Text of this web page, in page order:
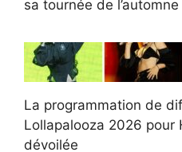
sa tournée de
La programmation de
Lollapalooza 2026 pour
dévoilée